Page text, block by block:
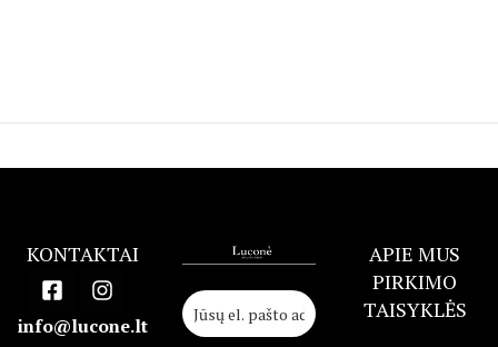
KONTAKTAI
info@lucone.lt
APIE MUS
PIRKIMO
TAISYKLĖS